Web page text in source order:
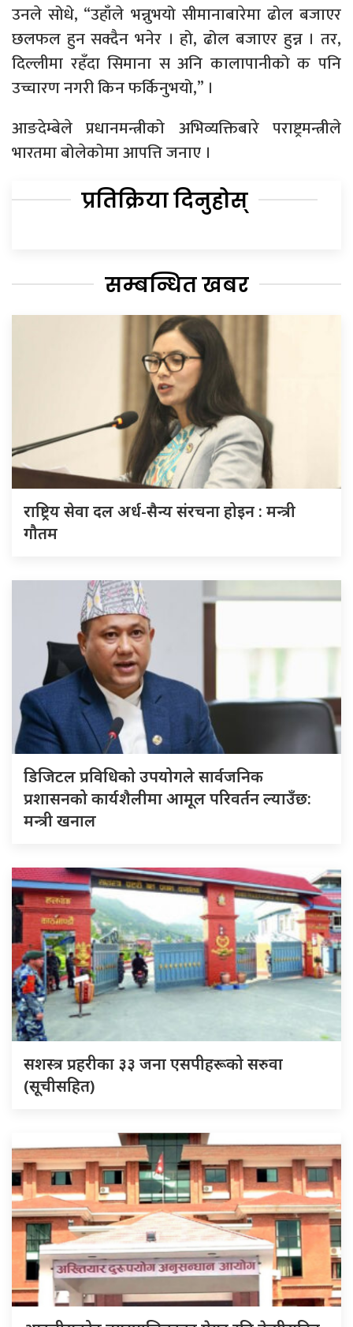
उनले सोधे, “उहाँले भन्नुभयो सीमानाबारेमा ढोल बजाएर
छलफल हुन सक्दैन भनेर । हो, ढोल बजाएर हुन्न । तर,
दिल्लीमा रहँदा सिमाना स अनि कालापानीको क पनि
उच्चारण नगरी किन फर्किनुभयो,” ।
आङदेम्बेले प्रधानमन्त्रीको अभिव्यक्तिबारे पराष्ट्रमन्त्रीले
भारतमा बोलेकोमा आपत्ति जनाए ।
प्रतिक्रिया दिनुहोस्
सम्बन्धित खबर
राष्ट्रिय सेवा दल अर्ध-सैन्य संरचना होइन : मन्त्री
गौतम
डिजिटल प्रविधिको उपयोगले सार्वजनिक
प्रशासनको कार्यशैलीमा आमूल परिवर्तन ल्याउँछ:
मन्त्री खनाल
सशस्त्र प्रहरीका ३३ जना एसपीहरूको सरुवा
(सूचीसहित)